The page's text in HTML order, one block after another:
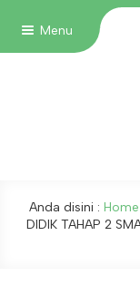
Menu
Anda disini : Home
DIDIK TAHAP 2